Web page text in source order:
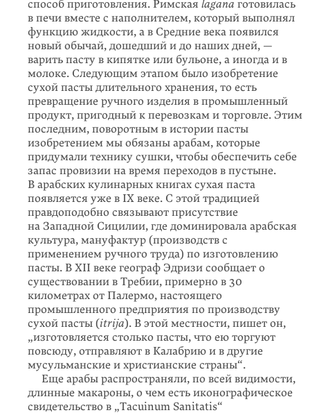
способ приготовления. Римская lagana готовилась
в печи вместе с наполнителем, который выполнял
функцию жидкости, а в Средние века появился
новый обычай, дошедший и до наших дней, —
варить пасту в кипятке или бульоне, а иногда и в
молоке. Следующим этапом было изобретение
сухой пасты длительного хранения, то есть
превращение ручного изделия в промышленный
продукт, пригодный к перевозкам и торговле. Этим
последним, поворотным в истории пасты
изобретением мы обязаны арабам, которые
придумали технику сушки, чтобы обеспечить себе
запас провизии на время переходов в пустыне.
В арабских кулинарных книгах сухая паста
появляется уже в IX веке. С этой традицией
правдоподобно связывают присутствие
на Западной Сицилии, где доминировала арабская
культура, мануфактур (производств с
применением ручного труда) по изготовлению
пасты. В XII веке географ Эдризи сообщает о
существовании в Требии, примерно в 30
километрах от Палермо, настоящего
промышленного предприятия по производству
сухой пасты (itrija). В этой местности, пишет он,
„изготовляется столько пасты, что ею торгуют
повсюду, отправляют в Калабрию и в другие
мусульманские и христианские страны“.
Еще арабы распространяли, по всей видимости,
длинные макароны, о чем есть иконографическое
свидетельство в „Tacuinum Sanitatis“